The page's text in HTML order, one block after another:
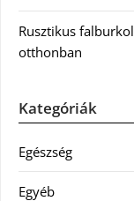
Rusztikus
otthonban
Kategóriák
Egészség
Egyéb